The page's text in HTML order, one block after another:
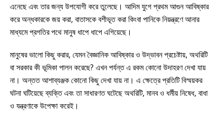
এনেছে এবং তার জন্য উপযোগী করে তুলেছে। আদিম যুগে প্রথম আগুন আবিষ্কার
করে অন্ধকারকে জয় করা, বাতাসকে বশীভূত করা কিংবা পানিকে নিয়ন্ত্রণে আনার
মাধ্যমে প্রগতির পথে মানুষ ধাপে ধাপে এগিয়েছে।
মানুষের ভালো কিছু করার, যেমন বৈজ্ঞানিক আবিষ্কার ও উদ্ভাবন প্রচেষ্টায়, অথরিটি
বা সরকার কী ভূমিকা পালন করেছে? এখন পর্যন্ত এ রকম কোনো উদাহরণ দেখা যায়
না। অন্তত আশাব্যঞ্জক কোনো কিছু দেখা যায় না। এ ক্ষেত্রে প্রতিটি বিস্ময়কর
ঘটনা ঘটিয়েছে ব্যক্তি এবং তা সাধারণত ঘটেছে অথরিটি, মানব ও ধর্মীয় নিষেধ, বাধা
ও যন্ত্রণাকে উপেক্ষা করেই।